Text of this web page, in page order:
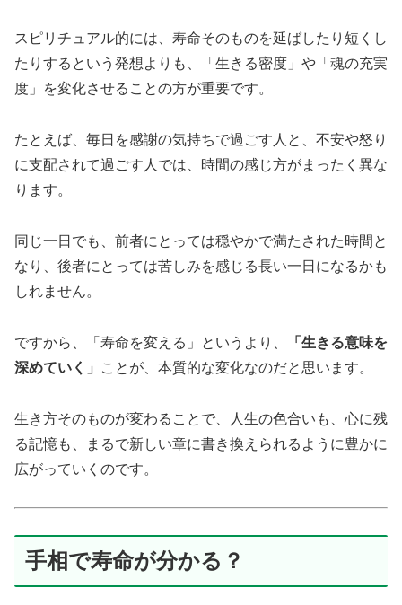
スピリチュアル的には、寿命そのものを延ばしたり短くし
たりするという発想よりも、「生きる密度」や「魂の充実
度」を変化させることの方が重要です。
たとえば、毎日を感謝の気持ちで過ごす人と、不安や怒り
に支配されて過ごす人では、時間の感じ方がまったく異な
ります。
同じ一日でも、前者にとっては穏やかで満たされた時間と
なり、後者にとっては苦しみを感じる長い一日になるかも
しれません。
ですから、「寿命を変える」というより、
「生きる意味を
深めていく」
ことが、本質的な変化なのだと思います。
生き方そのものが変わることで、人生の色合いも、心に残
る記憶も、まるで新しい章に書き換えられるように豊かに
広がっていくのです。
手相で寿命が分かる？